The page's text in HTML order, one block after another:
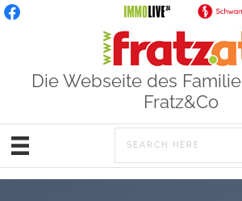
Die Webseite des
Fratz&Co